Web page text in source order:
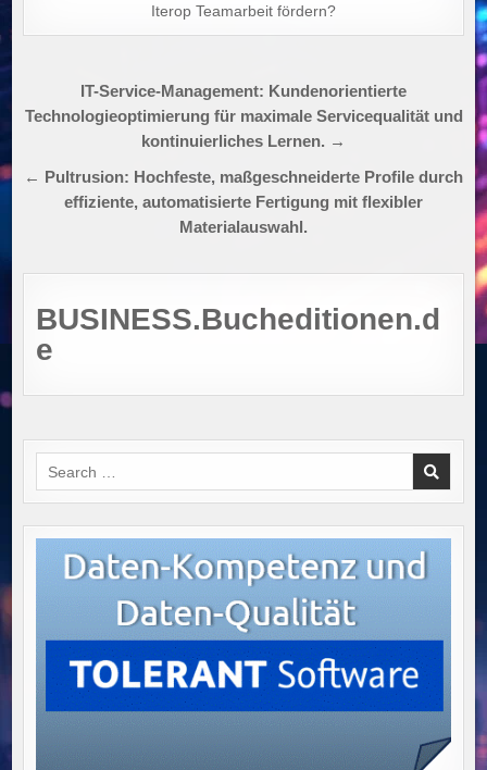
Iterop Teamarbeit fördern?
Beitragsnavigation
IT-Service-Management: Kundenorientierte
Technologieoptimierung für maximale Servicequalität und
kontinuierliches Lernen. →
← Pultrusion: Hochfeste, maßgeschneiderte Profile durch
effiziente, automatisierte Fertigung mit flexibler
Materialauswahl.
BUSINESS.Bucheditionen.d
e
Search
for: